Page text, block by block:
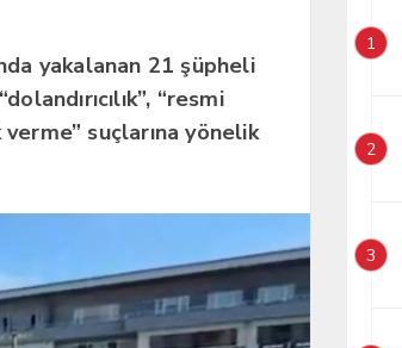
yakalanan 21 şüpheli
“resmi
suçlarına yönelik
1
2
3